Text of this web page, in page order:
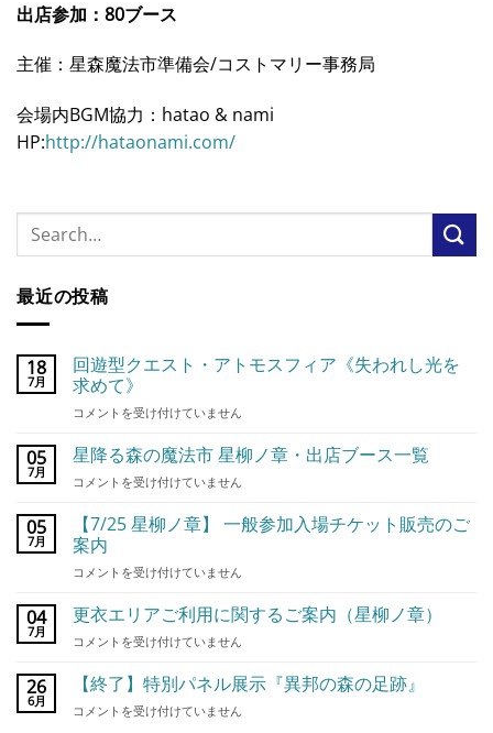
出店参加：80ブース
主催：星森魔法市準備会/コストマリー事務局
会場内BGM協力：hatao & nami
HP:http://hataonami.com/
最近の投稿
18
7月
回遊型クエスト・アトモスフィア《失われし光を
求めて》
回
型
ク
エ
ト・
ア
モ
フ
ィ
《失
わ
れ
コメントを受け付けていません
05
7月
星降る森の魔法市 星柳ノ章・出店ブース一覧
星
る
森
の
魔
市
柳
章・
出
コメントを受け付けていません
05
7月
【7/25 星柳ノ章】 一般参加入場チケット販売のご
案内
【7/25
柳
ノ
章】
加
コメントを受け付けていません
04
7月
更衣エリアご利用に関するご案内（星柳ノ章）
更
エ
リ
ア
コメントを受け付けていません
26
6月
【終了】特別パネル展示『異邦の森の足跡』
【終
コメントを受け付けていません